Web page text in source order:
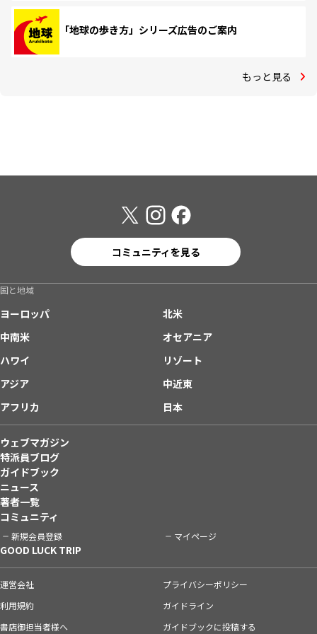
「地球の歩き方」シリーズ広告のご案内
もっと見る
コミュニティを見る
国と地域
ヨーロッパ
北米
中南米
オセアニア
ハワイ
リゾート
アジア
中近東
アフリカ
日本
ウェブマガジン
特派員ブログ
ガイドブック
ニュース
著者一覧
コミュニティ
新規会員登録 マイページ
GOOD LUCK TRIP
運営会社
プライバシーポリシー
利用規約
ガイドライン
書店御担当者様へ
ガイドブックに投稿する